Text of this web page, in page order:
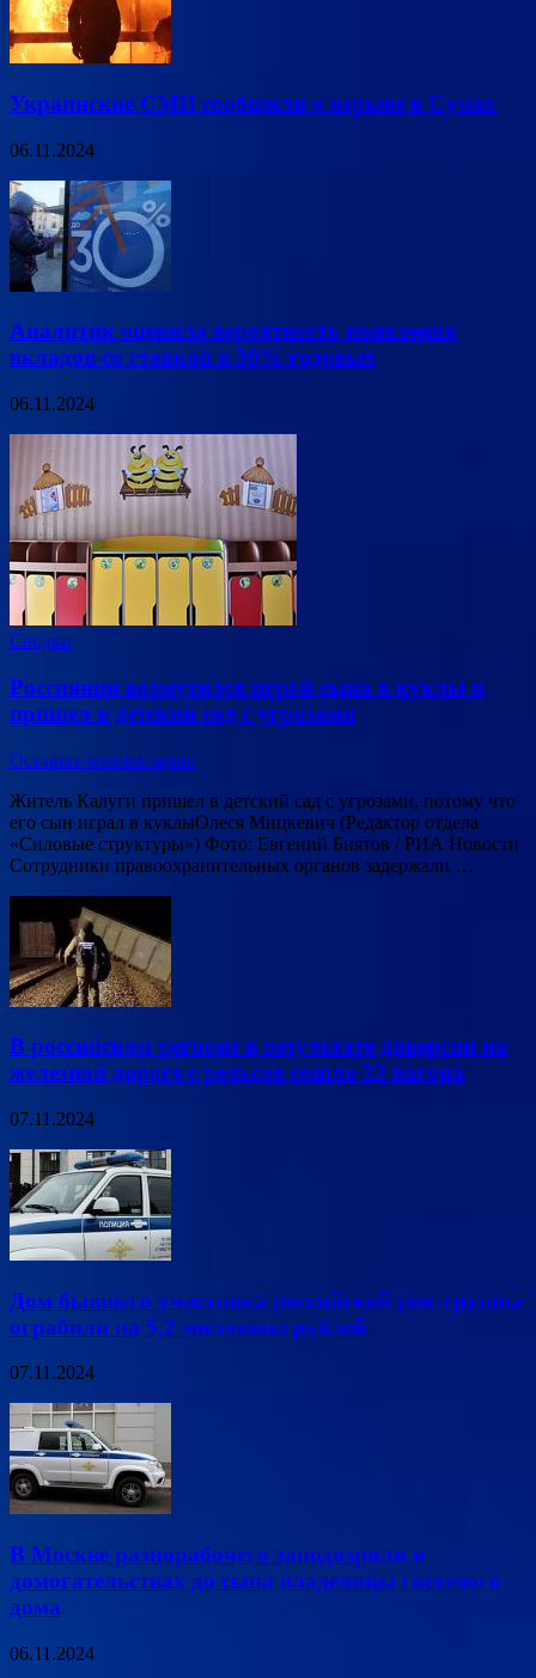
Украинские СМИ сообщили о взрыве в Сумах
06.11.2024
Аналитик оценила вероятность появления
вкладов со ставкой в 30% годовых
06.11.2024
Сводки
Россиянин возмутился игрой сына в куклы и
пришел в детский сад с угрозами
Оставьте комментарий
Житель Калуги пришел в детский сад с угрозами, потому что
его сын играл в куклыОлеся Мицкевич (Редактор отдела
«Силовые структуры») Фото: Евгений Биятов / РИА Новости
Сотрудники правоохранительных органов задержали …
В российском регионе в результате диверсии на
железной дороге с рельсов сошло 22 вагона
07.11.2024
Дом бывшего участника российской рок-группы
ограбили на 5,2 миллиона рублей
07.11.2024
В Москве разнорабочего заподозрили в
домогательствах до сына владелицы гостевого
дома
06.11.2024